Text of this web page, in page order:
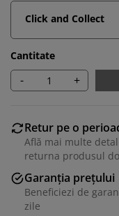
Click and Collect
Cantitate
- +
Retur pe o
Află mai multe
returna produsul
Garanția prețului
Beneficiezi de
zile